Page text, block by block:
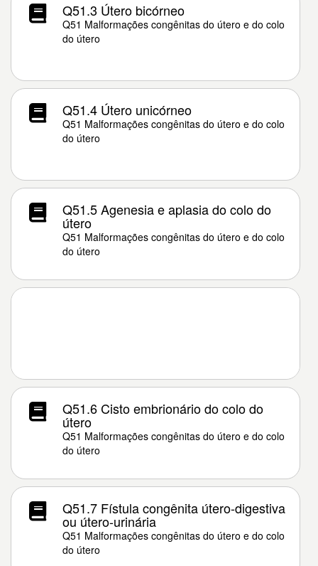
Q51.3 Útero bicórneo
Q51 Malformações congênitas do útero e do colo
do útero
Q51.4 Útero unicórneo
Q51 Malformações congênitas do útero e do colo
do útero
Q51.5 Agenesia e aplasia do colo do
útero
Q51 Malformações congênitas do útero e do colo
do útero
Q51.6 Cisto embrionário do colo do
útero
Q51 Malformações congênitas do útero e do colo
do útero
Q51.7 Fístula congênita útero-digestiva
ou útero-urinária
Q51 Malformações congênitas do útero e do colo
do útero